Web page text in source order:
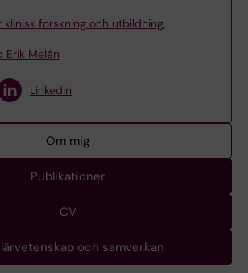
forskning och utbildning,
Erik Melén
LinkedIn
Om mig
Publikationer
CV
och samverkan